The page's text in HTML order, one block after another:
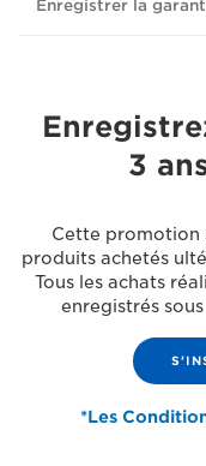
Enregistrer la
3
Cette promotion
produits achetés
Tous les achats
enregistrés
*Les